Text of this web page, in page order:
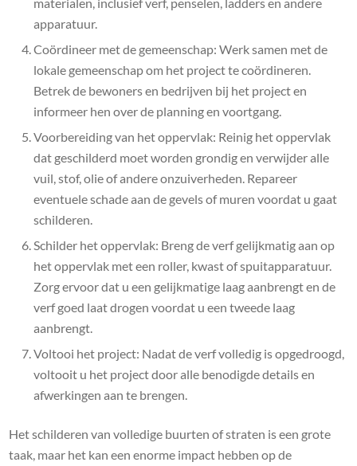
apparatuur.
Coördineer met de gemeenschap: Werk samen met de
lokale gemeenschap om het project te coördineren.
Betrek de bewoners en bedrijven bij het project en
informeer hen over de planning en voortgang.
Voorbereiding van het oppervlak: Reinig het oppervlak
dat geschilderd moet worden grondig en verwijder alle
vuil, stof, olie of andere onzuiverheden. Repareer
eventuele schade aan de gevels of muren voordat u gaat
schilderen.
Schilder het oppervlak: Breng de verf gelijkmatig aan op
het oppervlak met een roller, kwast of spuitapparatuur.
Zorg ervoor dat u een gelijkmatige laag aanbrengt en de
verf goed laat drogen voordat u een tweede laag
aanbrengt.
Voltooi het project: Nadat de verf volledig is opgedroogd,
voltooit u het project door alle benodigde details en
afwerkingen aan te brengen.
Het schilderen van volledige buurten of straten is een grote
taak, maar het kan een enorme impact hebben op de